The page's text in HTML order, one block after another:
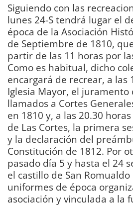
Siguiendo con las
lunes 24-S tendrá lugar el
época de la Asociación
de Septiembre de 1810,
partir de las 11 horas por
Como es habitual, dicho
encargará de recrear, a las
Iglesia Mayor, el
llamados a Cortes
en 1810 y, a las 20.30
de Las Cortes, la primera
y la declaración del
Constitución de 1812. Por
pasado día 5 y hasta el 24
el castillo de San
uniformes de época
asociación y vinculada a la